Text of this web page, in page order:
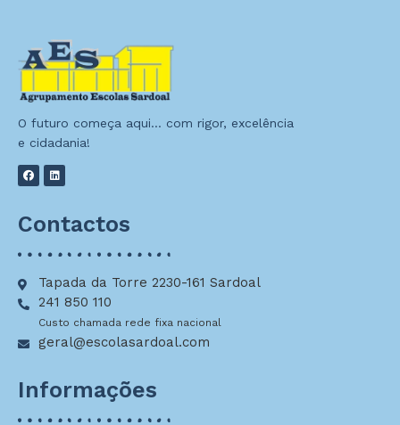
O futuro começa aqui… com rigor, excelência
e cidadania!
Contactos
Tapada da Torre 2230-161 Sardoal
241 850 110
Custo chamada rede fixa nacional
geral@escolasardoal.com
Informações